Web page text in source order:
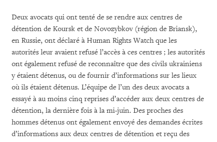
Deux avocats qui ont tenté de se rendre aux centres de
détention de Koursk et de Novozybkov (région de Briansk),
en Russie, ont déclaré à Human Rights Watch que les
autorités leur avaient refusé l’accès à ces centres ; les autorités
ont également refusé de reconnaître que des civils ukrainiens
y étaient détenus, ou de fournir d’informations sur les lieux
où ils étaient détenus. L’équipe de l’un des deux avocats a
essayé à au moins cinq reprises d’accéder aux deux centres de
détention, la dernière fois à la mi-juin. Des proches des
hommes détenus ont également envoyé des demandes écrites
d’informations aux deux centres de détention et reçu des